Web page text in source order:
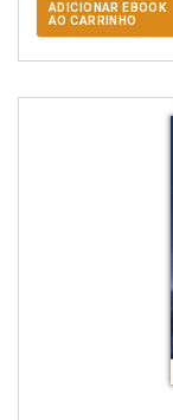
ADICIONAR EBOOK
AO CARRINHO